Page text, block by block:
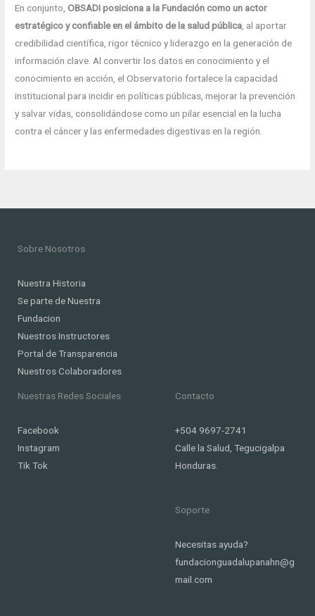
En conjunto,OBSADI posiciona a la Fundación como un actor
estratégico y confiable en el ámbito de la salud pública , al aportar
credibilidad científica, rigor técnico y liderazgo en la generación de
información clave. Al convertir los datos en conocimiento y el
conocimiento en acción, el Observatorio fortalece la capacidad
institucional para incidir en políticas públicas, mejorar la prevención
y salvar vidas, consolidándose como un pilar esencial en la lucha
contra el cáncer y las enfermedades digestivas en la región.
Sobre Nosotros
Nuestra Historia
Se parte de Nuestra
Fundacion
Nuestros Instructores
Portal de Transparencia
Nuestros Colaboradores
Nuestras Redes Sociales
Facebook
Instagram
Tik Tok
Contacto
+504 9697-2741
Calle la Salud, Tegucigalpa
Honduras.
Soporte
Necesitas ayuda?
fundacionguadalupanahn@g
mail.com